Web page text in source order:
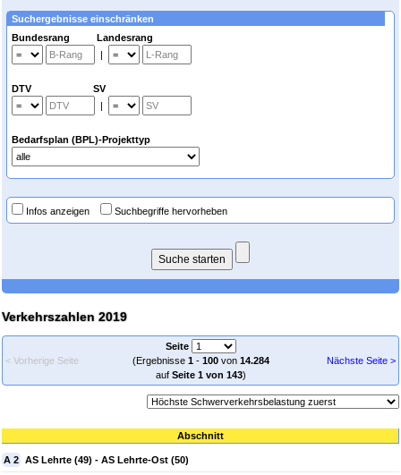
Suchergebnisse einschränken
Bundesrang Landesrang
|
DTV SV
|
Bedarfsplan (BPL)-Projekttyp
Infos anzeigen Suchbegriffe hervorheben
Verkehrszahlen 2019
< Vorherige Seite
Seite
(Ergebnisse 1- 100von 14.284
auf Seite 1 von 143)
Nächste Seite >
Abschnitt
A 2 AS Lehrte (49) - AS Lehrte-Ost (50)